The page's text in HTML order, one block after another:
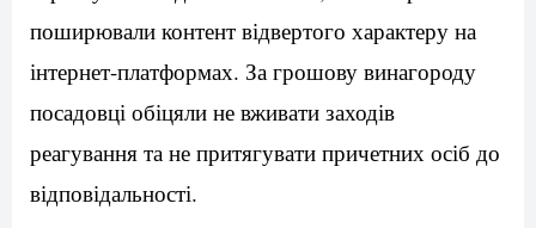
поширювали контент відвертого характеру на
інтернет-платформах. За грошову винагороду
посадовці обіцяли не вживати заходів
реагування та не притягувати причетних осіб до
відповідальності.